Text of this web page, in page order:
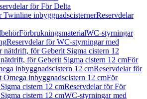
för För Delta
Twinline inbyggnadscisternerReservdelar
FörbrukningsmaterialWC-styrningar
Reservdelar för WC-styrningar med
nätdrift, för Geberit Sigma cistern 12
för Geberit Sigma cistern 12 cmFör
inbyggnadscistern 12 cmReservdelar för
inbyggnadscistern 12 cmFör
cistern 12 cmReservdelar för För
cistern 12 cmWC-styrningar med